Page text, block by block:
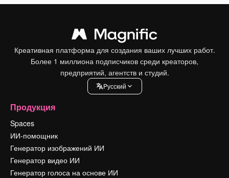
Креативная платформа для создания ваших лучших работ.
Более 1 миллиона подписчиков среди креаторов,
предприятий, агентств и студий.
Pусский
Продукция
Spaces
ИИ-помощник
Генератор изображений ИИ
Генератор видео ИИ
Генератор голоса на основе ИИ